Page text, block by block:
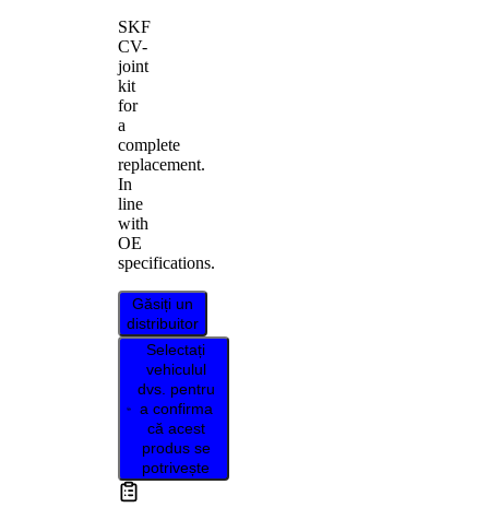
SKF
CV-
joint
kit
for
a
complete
replacement.
In
line
with
OE
specifications.
Găsiți un
distribuitor
Selectați
vehiculul
dvs. pentru
a confirma
că acest
produs se
potrivește